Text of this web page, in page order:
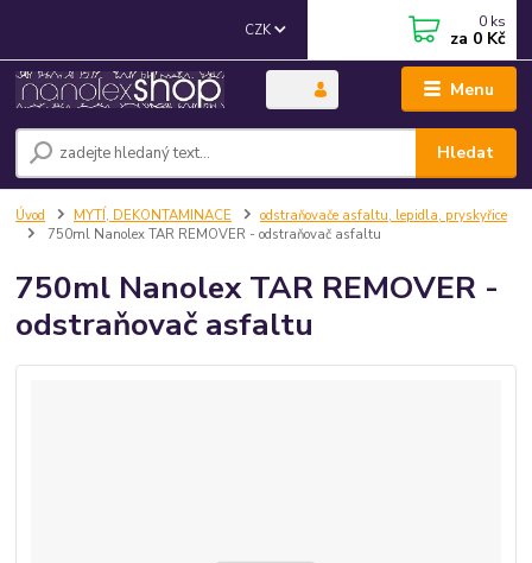
Menu
CZK
Hledat
0 ks
za 0 Kč
Úvod MYTÍ, DEKONTAMINACE
odstraňovače asfaltu, lepidla, pryskyřice
750ml Nanolex TAR REMOVER - odstraňovač asfaltu
750ml Nanolex TAR REMOVER -
odstraňovač asfaltu